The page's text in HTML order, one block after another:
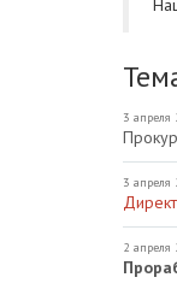
3 апреля
3 апреля
2 апреля